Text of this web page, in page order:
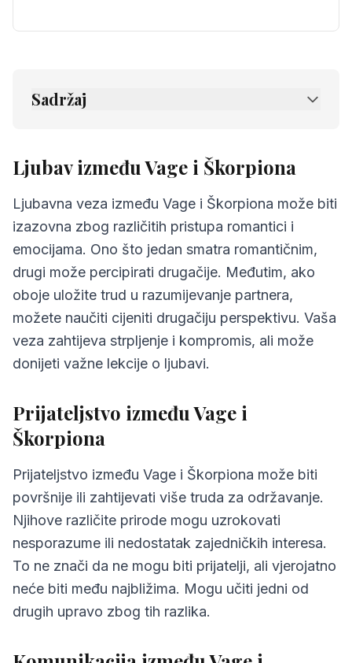
Sadržaj
Prijateljstvo između Vage i Škorpiona
Izazovi u odnosu Vage i Škorpiona
5. Savjeti za Vage i Škorpiona
6.
Najčešća pitanja o kompatibilnosti
Ljubav između Vage i Škorpiona
Ljubavna veza između Vage i Škorpiona može biti
izazovna zbog različitih pristupa romantici i
emocijama. Ono što jedan smatra romantičnim,
drugi može percipirati drugačije. Međutim, ako
oboje uložite trud u razumijevanje partnera,
možete naučiti cijeniti drugačiju perspektivu. Vaša
veza zahtijeva strpljenje i kompromis, ali može
donijeti važne lekcije o ljubavi.
Prijateljstvo između Vage i
Škorpiona
Prijateljstvo između Vage i Škorpiona može biti
površnije ili zahtijevati više truda za održavanje.
Njihove različite prirode mogu uzrokovati
nesporazume ili nedostatak zajedničkih interesa.
To ne znači da ne mogu biti prijatelji, ali vjerojatno
neće biti među najbližima. Mogu učiti jedni od
drugih upravo zbog tih razlika.